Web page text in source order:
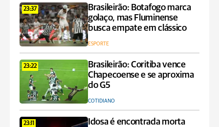
23:37
Brasileirão: Botafogo marca
golaço, mas Fluminense
busca empate em clássico
ESPORTE
23:22
Brasileirão: Coritiba vence
Chapecoense e se aproxima
do G5
COTIDIANO
23:11
Idosa é encontrada morta